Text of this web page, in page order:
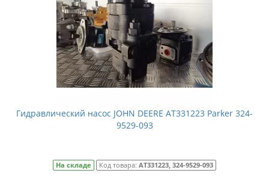
Гидравлический насос JOHN DEERE AT331223 Parker 324-
9529-093
На складе Код товара: AT331223, 324-9529-093